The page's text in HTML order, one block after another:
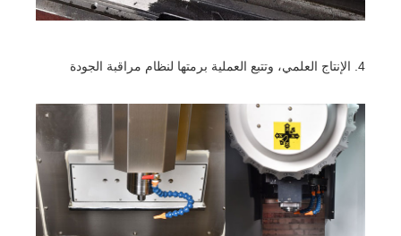
4. الإنتاج العلمي، وتتبع العملية برمتها لنظام مراقبة الجودة